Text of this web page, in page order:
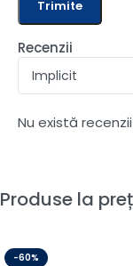
Recenzii
Nu există
Produse la
-60%